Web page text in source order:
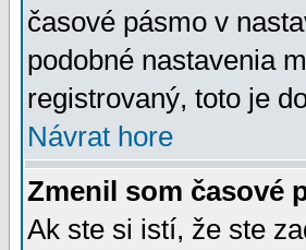
časové pásmo v
podobné nastavenia
registrovaný, toto je
Návrat hore
Zmenil som časové
Ak ste si istí, že ste